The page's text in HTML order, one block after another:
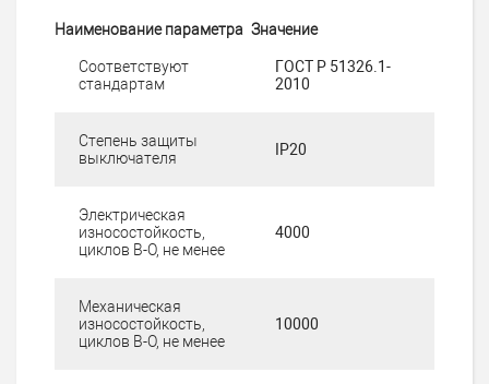
Наименование параметра Значение
Соответствуют
стандартам
ГОСТ Р 51326.1-
2010
Степень защиты
выключателя
IP20
Электрическая
износостойкость,
циклов В-О, не менее
4000
Механическая
износостойкость,
циклов В-О, не менее
10000